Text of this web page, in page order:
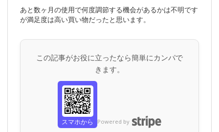
あと数ヶ月の使用で何度調節する機会があるかは不明です
が満足度は高い買い物だったと思います。
この記事がお役に立ったなら簡単にカンパで
きます。
スマホから Powered by